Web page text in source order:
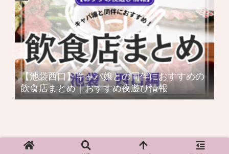
【池袋西口】キャバ嬢との同伴におすすめの
飲食店まとめ｜おすすめ夜遊び情報
Copyright © 2021 【夜遊びNEXT】 All Rights Reserved.